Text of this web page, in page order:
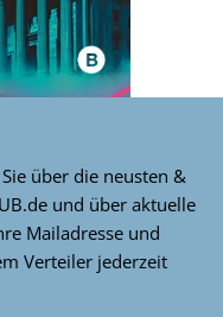
über die neusten &
und über aktuelle
Mailadresse und
Verteiler jederzeit